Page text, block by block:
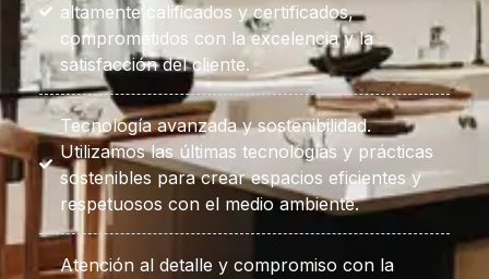
altamente calificados y certificados,
comprometidos con la excelencia y la
satisfacción del cliente.
Tecnología avanzada y sostenibilidad.
Utilizamos las últimas tecnologías y prácticas
sostenibles para crear espacios eficientes y
respetuosos con el medio ambiente.
Atención al detalle y compromiso con la